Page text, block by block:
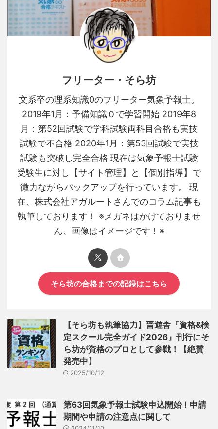
フリーター・そら坊
文系卒の理系知識0のフリーター気象予報士。
2019年1月：予備知識０で学習開始 2019年8
月：第52回試験で学科試験両科目合格も実技
試験で不合格 2020年1月：第53回試験で実技
試験も突破し完全合格 現在は気象予報士試験
受験生に対し【サイト管理】と【個別指導】で
微力ながらバックアップを行っています。 現
在、株式会社アガルートさんでのコラム記事も
執筆しております！ ※メガネはかけておりませ
ん、画像はイメージです！※
そら坊の合格までの記録はこちら
【そら坊も執筆協力】晋遊舎『資格&検
定スクール完全ガイド2026』刊行にそ
ら坊が資格のプロとして参戦！【絶賛
発売中】
2025/10/12
第63回気象予報士試験申込開始！申請
期間や申請の注意点に関して